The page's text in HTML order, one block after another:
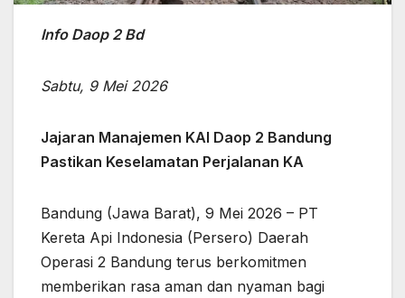
Info Daop 2 Bd
Sabtu, 9 Mei 2026
Jajaran Manajemen KAI Daop 2 Bandung
Pastikan Keselamatan Perjalanan KA
Bandung (Jawa Barat), 9 Mei 2026 – PT
Kereta Api Indonesia (Persero) Daerah
Operasi 2 Bandung terus berkomitmen
memberikan rasa aman dan nyaman bagi